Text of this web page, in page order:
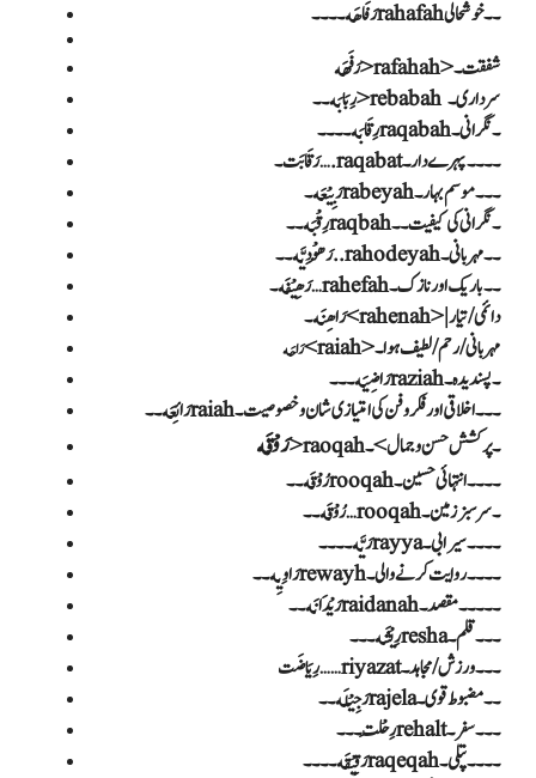
رَفَھَه>rafahah>شفقت۔
رِبَابَه۔۔>rebabah سرداری ۔
رِقَابَه۔۔۔۔raqabah۔نگرانی ۔
رَقَابَت۔….raqabat۔۔۔۔پہرے دار ۔
رَبِیْعَه۔rabeyah۔۔۔موسم بہار ۔
رِقْبَه۔۔raqbah۔نگرانی کی کیفیت ۔۔
رَھُوْدِیَّه۔۔..rahodeyah۔۔مہربانی ۔
رَھِیْفَه۔…rahefah۔۔باریک اور نازک ۔
رَاحَه
<raiah>مہربانی/ رحم/ لطیف ہوا ۔
رَاضِیَه۔۔۔raziah۔پسندیدہ ۔
رَائِعَه۔۔raiah۔۔۔اخلاقی اور فکروفن کی امتیازی شان و خصوصیت ۔
رَوْقَه
> raoqah۔پر کشش حسن و جمال >۔
رُوْقَه۔۔rooqah۔۔۔۔انتہائی حسین ۔
رُوْقَه۔۔…rooqah۔سرسبز زمین ۔
رَیَّه۔۔۔۔rayya۔۔۔۔سیرابی ۔
رَاوِیِه۔۔rewayh۔۔۔۔روایت کرنے والی ۔
رَیْدَانَه۔۔raidanah۔۔۔۔۔مقصد ۔
رِیْشَه۔۔۔resha۔۔۔قلم ۔
رِیَاضَت……riyazat۔۔۔ورزش/ مجاہد ۔
رَجِیْلَه۔۔rajela۔۔مضبوط قوی ۔
رِحْلَت۔۔۔rehalt۔۔۔سفر ۔
رَقِیْقَه۔۔۔۔raqeqah۔۔۔۔پتلی ۔